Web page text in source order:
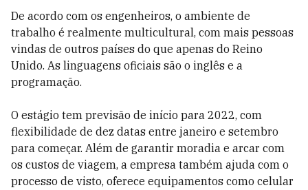
De acordo com os engenheiros, o ambiente de
trabalho é realmente multicultural, com mais pessoas
vindas de outros países do que apenas do Reino
Unido. As linguagens oficiais são o inglês e a
programação.
O estágio tem previsão de início para 2022, com
flexibilidade de dez datas entre janeiro e setembro
para começar. Além de garantir moradia e arcar com
os custos de viagem, a empresa também ajuda com o
processo de visto, oferece equipamentos como celular